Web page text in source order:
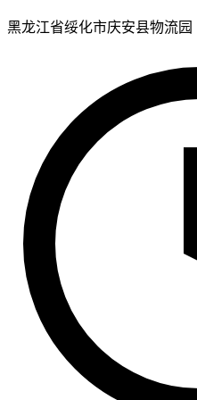
黑龙江省绥化市庆安县物流园